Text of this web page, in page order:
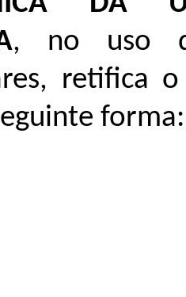
, no uso
retifica o
forma: